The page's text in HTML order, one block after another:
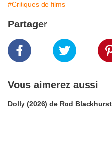
#Critiques de films
Partager
Vous aimerez aussi
Dolly (2026) de Rod Blackhurst